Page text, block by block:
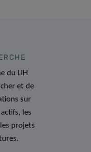
du LIH
et de
sur
les
projets